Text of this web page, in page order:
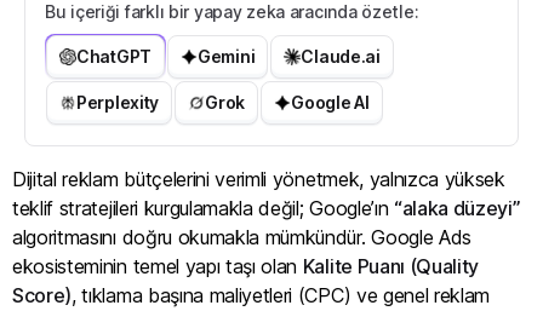
Bu içeriği farklı bir yapay zeka aracında özetle:
ChatGPT Gemini Claude.ai
Perplexity Grok Google AI
Dijital reklam bütçelerini verimli yönetmek, yalnızca yüksek
teklif stratejileri kurgulamakla değil; Google’ın “alaka düzeyi”
algoritmasını doğru okumakla mümkündür. Google Ads
ekosisteminin temel yapı taşı olan Kalite Puanı (Quality
Score), tıklama başına maliyetleri (CPC) ve genel reklam